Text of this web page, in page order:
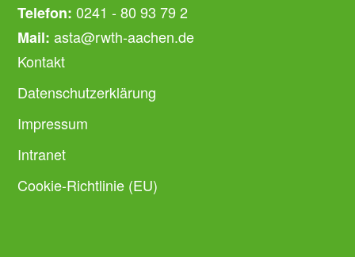
Telefon: 0241 - 80 93 79 2
Mail: asta@rwth-aachen.de
Kontakt
Datenschutzerklärung
Impressum
Intranet
Cookie-Richtlinie (EU)